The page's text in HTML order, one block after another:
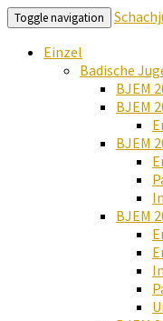
Toggle navigation
Einzel
Badische
BJEM
BJEM
BJEM
BJEM